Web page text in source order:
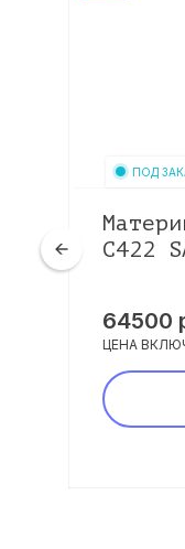
ПОД
C422
64500
ЦЕНА